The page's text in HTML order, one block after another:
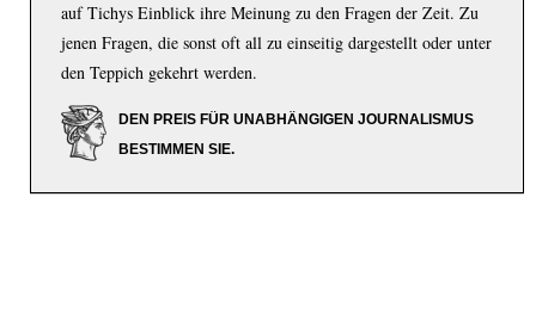
auf Tichys Einblick ihre Meinung zu den Fragen der Zeit. Zu
jenen Fragen, die sonst oft all zu einseitig dargestellt oder unter
den Teppich gekehrt werden.
DEN PREIS FÜR UNABHÄNGIGEN JOURNALISMUS
BESTIMMEN SIE.